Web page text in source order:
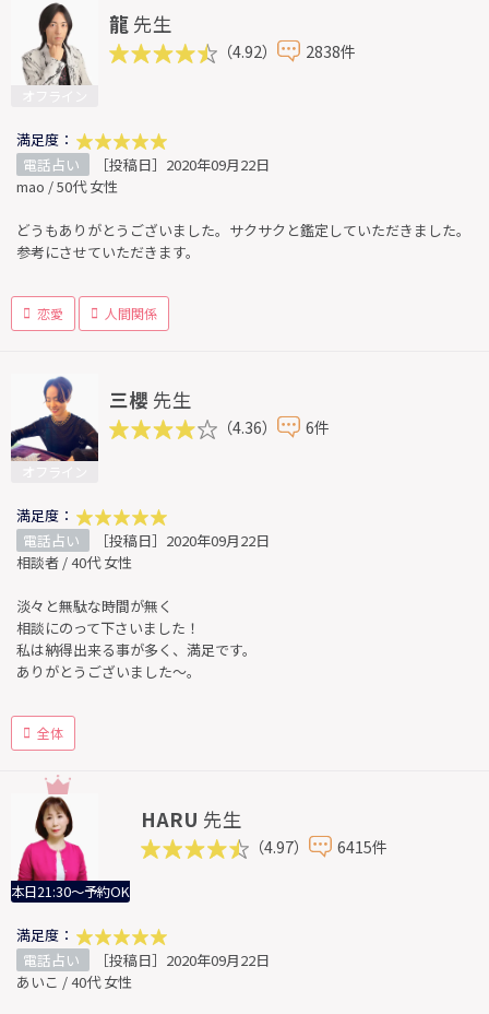
龍 先生
（4.92） 2838件
満足度：
電話占い
［投稿日］2020年09月22日
mao / 50代 女性
どうもありがとうございました。サクサクと鑑定していただきました。
参考にさせていただきます。
恋愛 人間関係
三櫻 先生
（4.36） 6件
満足度：
電話占い
［投稿日］2020年09月22日
相談者 / 40代 女性
淡々と無駄な時間が無く
相談にのって下さいました！
私は納得出来る事が多く、満足です。
ありがとうございました〜。
全体
本日21:30～予約OK
HARU 先生
（4.97） 6415件
満足度：
電話占い
［投稿日］2020年09月22日
あいこ / 40代 女性